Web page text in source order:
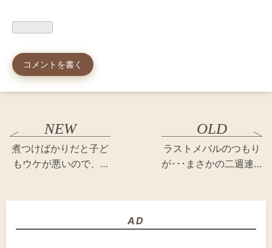
コメントを書く
煮つけばかりだと子ど
もウケが悪いので、…
ラストメバルのつもり
が･･･まさかの二週連…
AD